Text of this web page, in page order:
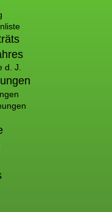
d. J.